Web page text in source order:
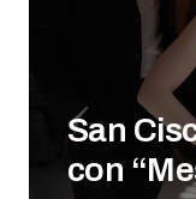
San
con